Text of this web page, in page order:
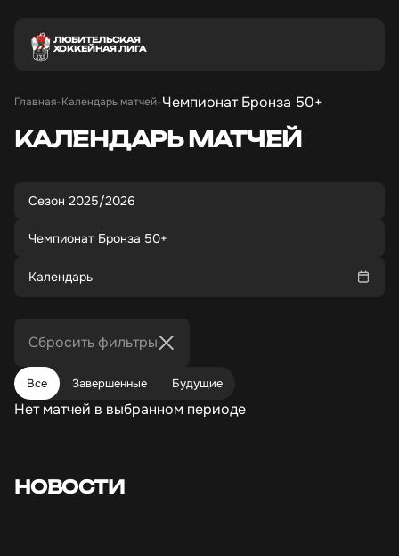
ЛЮБИТЕЛЬСКАЯ
ХОККЕЙНАЯ ЛИГА
Главная Календарь матчей Чемпионат Бронза 50+
КАЛЕНДАРЬ МАТЧЕЙ
Сезон 2025/2026
Чемпионат Бронза 50+
Календарь
Сбросить фильтры
Все Завершенные Будущие
Нет матчей в выбранном периоде
НОВОСТИ
ПОБЕДИТЕЛИ,
КОМАНДА
"ЭКОМЕНЕДЖМЕНТ"